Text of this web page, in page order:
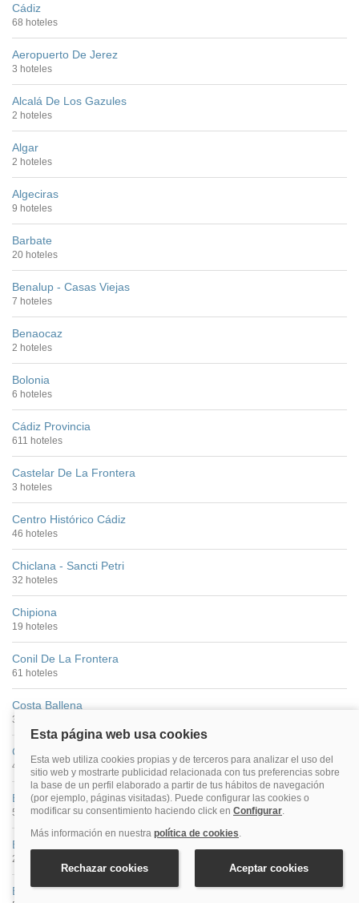
Cádiz
68 hoteles
Aeropuerto De Jerez
3 hoteles
Alcalá De Los Gazules
2 hoteles
Algar
2 hoteles
Algeciras
9 hoteles
Barbate
20 hoteles
Benalup - Casas Viejas
7 hoteles
Benaocaz
2 hoteles
Bolonia
6 hoteles
Cádiz Provincia
611 hoteles
Castelar De La Frontera
3 hoteles
Centro Histórico Cádiz
46 hoteles
Chiclana - Sancti Petri
32 hoteles
Chipiona
19 hoteles
Conil De La Frontera
61 hoteles
Costa Ballena
35 hoteles
Costa De La Luz (Cádiz)
446 hoteles
El Bosque
5 hoteles
El Gastor
2 hoteles
El Palmar